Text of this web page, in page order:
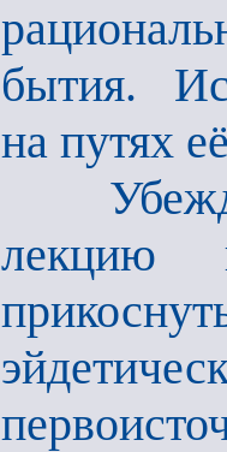
бытия.
на путях